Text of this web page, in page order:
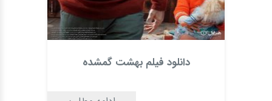
دانلود فیلم بهشت گمشده